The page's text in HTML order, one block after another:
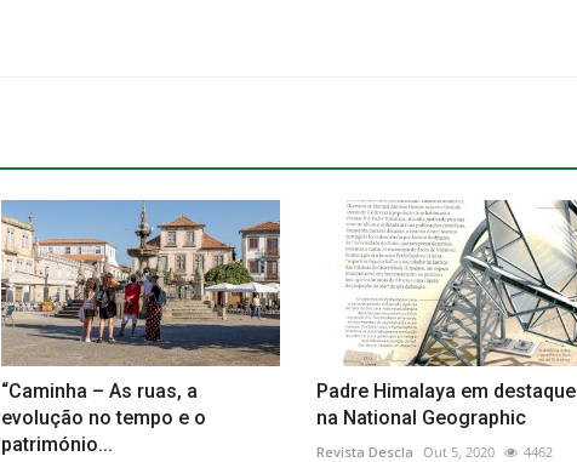
“Caminha – As ruas, a
evolução no tempo e o
património...
Padre Himalaya em destaque
na National Geographic
Revista Descla Out 5, 2020 4462